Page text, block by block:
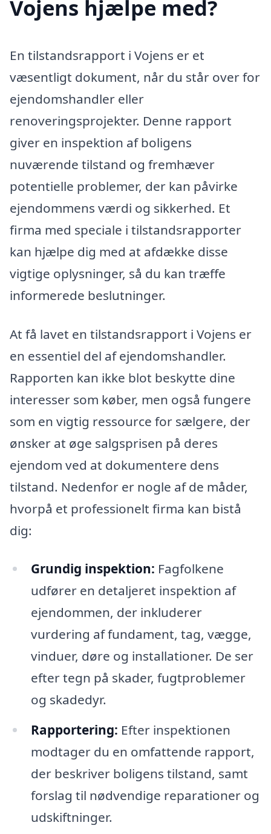
Vojens hjælpe med?
En tilstandsrapport i Vojens er et
væsentligt dokument, når du står over for
ejendomshandler eller
renoveringsprojekter. Denne rapport
giver en inspektion af boligens
nuværende tilstand og fremhæver
potentielle problemer, der kan påvirke
ejendommens værdi og sikkerhed. Et
firma med speciale i tilstandsrapporter
kan hjælpe dig med at afdække disse
vigtige oplysninger, så du kan træffe
informerede beslutninger.
At få lavet en tilstandsrapport i Vojens er
en essentiel del af ejendomshandler.
Rapporten kan ikke blot beskytte dine
interesser som køber, men også fungere
som en vigtig ressource for sælgere, der
ønsker at øge salgsprisen på deres
ejendom ved at dokumentere dens
tilstand. Nedenfor er nogle af de måder,
hvorpå et professionelt firma kan bistå
dig:
Grundig inspektion: Fagfolkene
udfører en detaljeret inspektion af
ejendommen, der inkluderer
vurdering af fundament, tag, vægge,
vinduer, døre og installationer. De ser
efter tegn på skader, fugtproblemer
og skadedyr.
Rapportering: Efter inspektionen
modtager du en omfattende rapport,
der beskriver boligens tilstand, samt
forslag til nødvendige reparationer og
udskiftninger.